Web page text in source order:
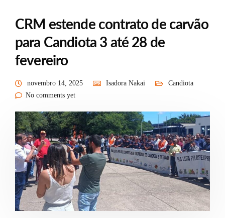
CRM estende contrato de carvão
para Candiota 3 até 28 de
fevereiro
novembro 14, 2025 Isadora Nakai
Candiota
No comments yet